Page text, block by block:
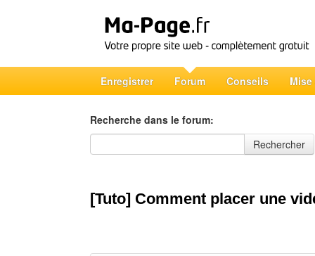
Enregistrer Forum Conseils Mise
Recherche dans le forum:
Recherche dans le forum
Rechercher
[Tuto] Comment placer une